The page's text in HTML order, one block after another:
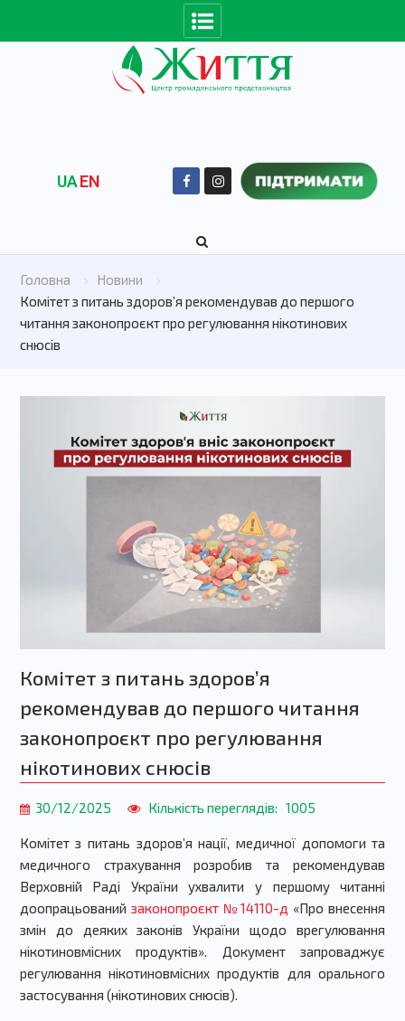
UAEN
Головна
Новини
Комітет з питань здоровʼя рекомендував до першого
читання законопроєкт про регулювання нікотинових
снюсів
Комітет з питань здоровʼя
рекомендував до першого читання
законопроєкт про регулювання
нікотинових снюсів
30/12/2025 Кількість переглядів: 1005
Комітет з питань здоров’я нації, медичної допомоги та
медичного страхування розробив та рекомендував
Верховній Раді України ухвалити у першому читанні
доопрацьованийзаконопроєкт №14110-д «Про внесення
змін до деяких законів України щодо врегулювання
нікотиновмісних продуктів». Документ запроваджує
регулювання нікотиновмісних продуктів для орального
застосування (нікотинових снюсів).